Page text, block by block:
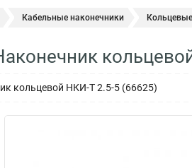
Кабельные наконечники Кольцевые
кольцевой НКИ-Т 2.5-5 (66625)